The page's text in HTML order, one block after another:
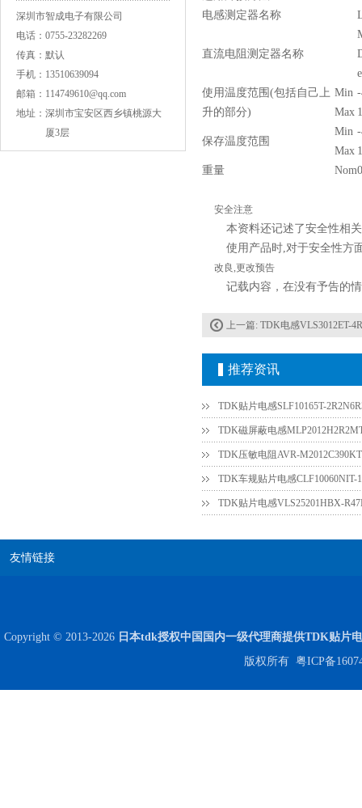
深圳市智成电子有限公司
电话： 0755-23282269
传真： 默认
手机： 13510639094
邮箱： 114749610@qq.com
地址： 深圳市宝安区西乡镇桃源大
厦3层
电感测定器名称
直流电阻测定器名称
使用温度范围(包括自己上
升的部分)
Min
Max
保存温度范围
Min
Max
重量
Nom
安全注意
本资料还记述了安全性相
使用产品时,对于安全性方
改良,更改预告
记载内容，在没有予告的
上一篇: TDK电感VLS3012ET-
推荐资讯
TDK贴片电感SLF10165T-
TDK磁屏蔽电感
TDK压敏电阻AVR-
TDK贴片电感VLS25201HBX-
友情链接
Copyright © 2013-2026 日本tdk授权中国国内一级代理商提供TDK贴片
版权所有 粤ICP备